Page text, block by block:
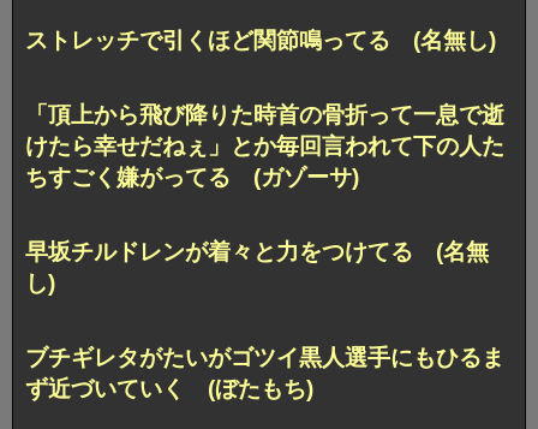
ストレッチで引くほど関節鳴ってる (名無し)
「頂上から飛び降りた時首の骨折って一息で逝
けたら幸せだねぇ」とか毎回言われて下の人た
ちすごく嫌がってる (ガゾーサ)
早坂チルドレンが着々と力をつけてる (名無
し)
ブチギレタがたいがゴツイ黒人選手にもひるま
ず近づいていく (ぼたもち)